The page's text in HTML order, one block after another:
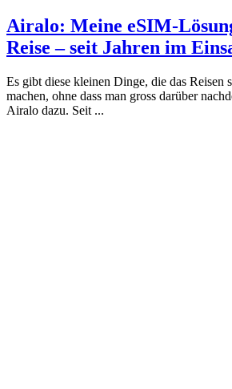
Airalo: Meine eSIM-
Reise – seit Jahren im
Es gibt diese kleinen Dinge, die das Reisen
machen, ohne dass man gross darüber
Airalo dazu. Seit ...